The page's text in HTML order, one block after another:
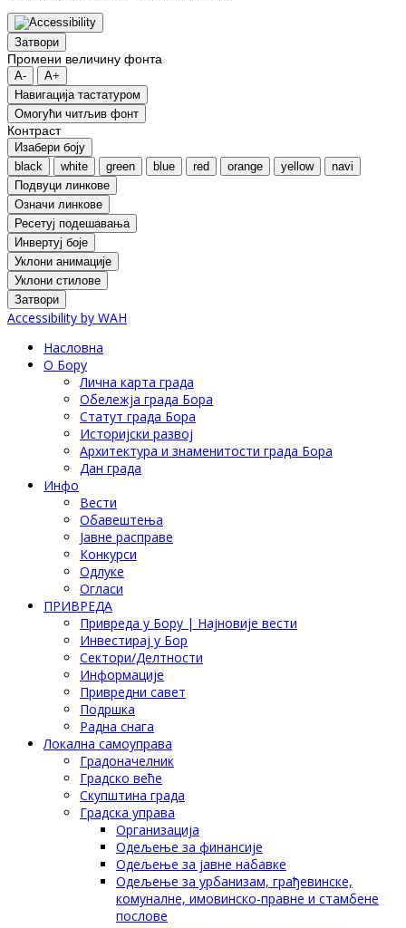
Затвори
Промени величину фонта
A-
A+
Навигација тастатуром
Oмогући читљив фонт
Контраст
Изабери боју
black
white green blue red orange yellow
navi
Подвуци линкове
Означи линкове
Ресетуј подешавања
Инвертуј боје
Уклони анимације
Уклони стилове
Затвори
Accessibility by WAH
Насловна
О Бору
Лична карта града
Обележја града Бора
Статут града Бора
Историјски развој
Архитектура и знаменитости града Бора
Дан града
Инфо
Вести
Обавештења
Јавне расправе
Конкурси
Одлуке
Огласи
ПРИВРЕДА
Привреда у Бору | Најновије вести
Инвестирај у Бор
Сектори/Делтности
Информације
Привредни савет
Подршка
Радна снага
Локална самоуправа
Градоначелник
Градско веће
Скупштина града
Градска управа
Организација
Одељење за финансије
Одељење за јавне набавке
Одељење за урбанизам, грађевинске,
комуналне, имовинско-правне и стамбене
послове